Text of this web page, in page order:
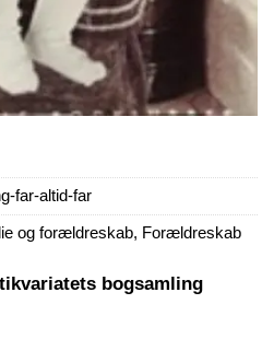
far-altid-far
og forældreskab, Forældreskab
bogsamling